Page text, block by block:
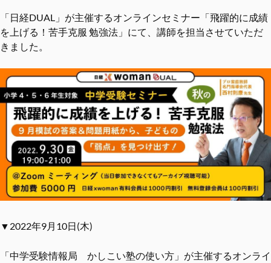
「日経DUAL」が主催するオンラインセミナー「飛躍的に成績
を上げる！苦手克服 勉強法」にて、講師を担当させていただ
きました。
▼2022年9月10日(木)
「中学受験情報局 かしこい塾の使い方」が主催するオンライ